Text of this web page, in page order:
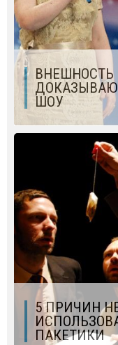
ШОУ
5 ПРИЧИН
ПАКЕТИКИ